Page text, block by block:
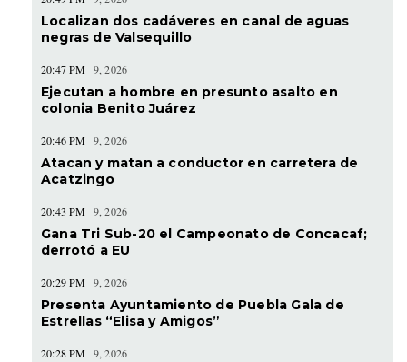
Localizan dos cadáveres en canal de aguas
negras de Valsequillo
20:47 PM 9, 2026
Ejecutan a hombre en presunto asalto en
colonia Benito Juárez
20:46 PM 9, 2026
Atacan y matan a conductor en carretera de
Acatzingo
20:43 PM 9, 2026
Gana Tri Sub-20 el Campeonato de Concacaf;
derrotó a EU
20:29 PM 9, 2026
Presenta Ayuntamiento de Puebla Gala de
Estrellas “Elisa y Amigos”
20:28 PM 9, 2026